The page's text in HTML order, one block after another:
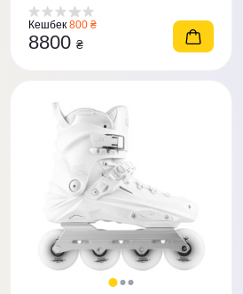
Кешбек 800 ₴
8800 ₴